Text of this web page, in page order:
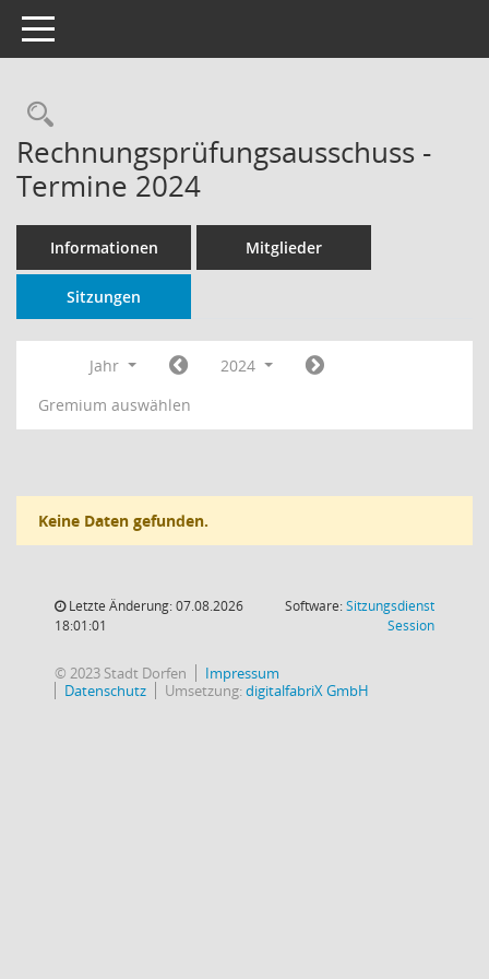
Toggle navigation
Rechercheauswahl
Rechnungsprüfungsausschuss -
Termine 2024
Informationen Mitglieder
Sitzungen
Jahr
2024
Gremium auswählen
Keine Daten gefunden.
Letzte Änderung: 07.08.2026
18:01:01
Software:Sitzungsdienst
Session(Wird in
© 2023 Stadt Dorfen
Impressum
Datenschutz
Umsetzung:digitalfabriX GmbH